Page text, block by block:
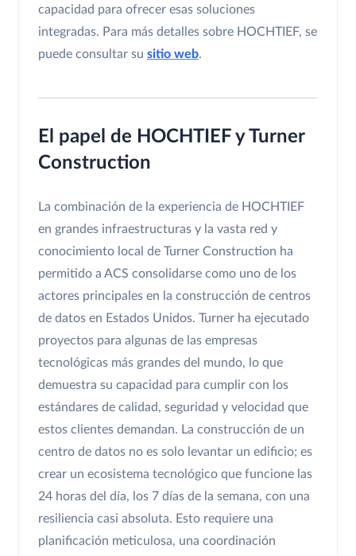
capacidad para ofrecer esas soluciones
integradas. Para más detalles sobre HOCHTIEF, se
puede consultar su sitio web.
El papel de HOCHTIEF y Turner
Construction
La combinación de la experiencia de HOCHTIEF
en grandes infraestructuras y la vasta red y
conocimiento local de Turner Construction ha
permitido a ACS consolidarse como uno de los
actores principales en la construcción de centros
de datos en Estados Unidos. Turner ha ejecutado
proyectos para algunas de las empresas
tecnológicas más grandes del mundo, lo que
demuestra su capacidad para cumplir con los
estándares de calidad, seguridad y velocidad que
estos clientes demandan. La construcción de un
centro de datos no es solo levantar un edificio; es
crear un ecosistema tecnológico que funcione las
24 horas del día, los 7 días de la semana, con una
resiliencia casi absoluta. Esto requiere una
planificación meticulosa, una coordinación